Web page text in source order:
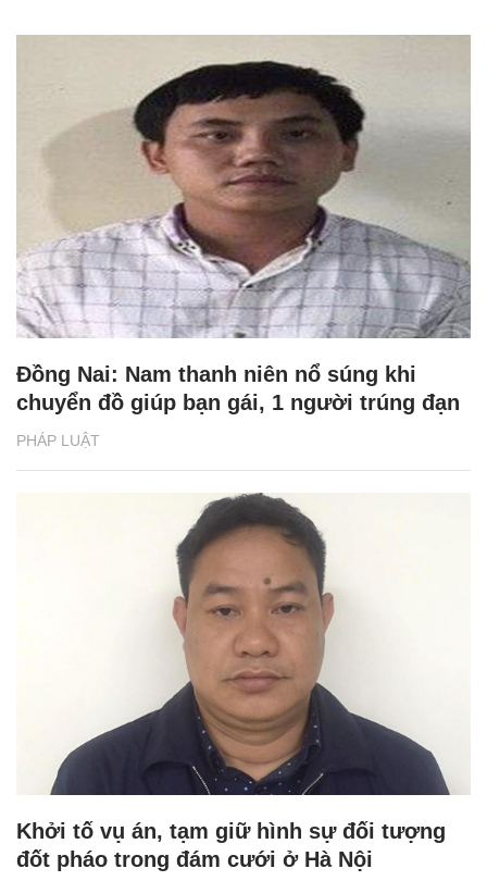
PHÁP LUẬT
Đồng Nai: Nam thanh niên nổ súng khi
chuyển đồ giúp bạn gái, 1 người trúng đạn
Khởi tố vụ án, tạm giữ hình sự đối tượng
đốt pháo trong đám cưới ở Hà Nội